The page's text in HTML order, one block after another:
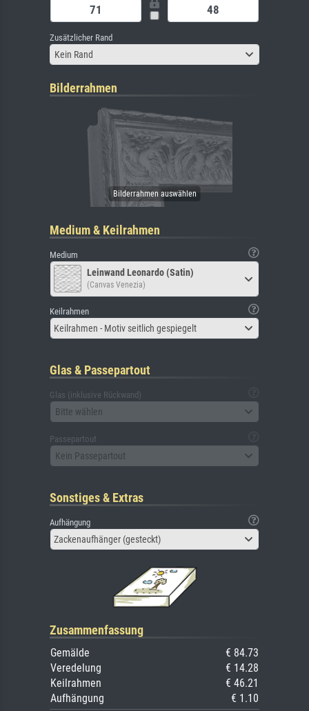
Zusätzlicher Rand
Kein Rand
Bilderrahmen
Medium & Keilrahmen
Medium
Leinwand Leonardo (Satin)
(Canvas Venezia)
Keilrahmen
Keilrahmen - Motiv seitlich gespiegelt
Glas & Passepartout
Glas (inklusive Rückwand)
Bitte wählen
Passepartout
Kein Passepartout
Sonstiges & Extras
Aufhängung
Zackenaufhänger (gesteckt)
Zusammenfassung
Gemälde
€ 84.73
Veredelung
€ 14.28
Keilrahmen
€ 46.21
Aufhängung
€ 1.10